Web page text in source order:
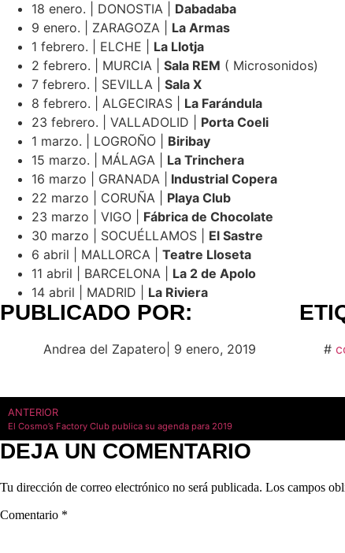
18 enero. | DONOSTIA | Dabadaba
9 enero. | ZARAGOZA | La Armas
1 febrero. | ELCHE | La Llotja
2 febrero. | MURCIA | Sala REM ( Microsonidos)
7 febrero. | SEVILLA | Sala X
8 febrero. | ALGECIRAS | La Farándula
23 febrero. | VALLADOLID | Porta Coeli
1 marzo. | LOGROÑO | Biribay
15 marzo. | MÁLAGA | La Trinchera
16 marzo | GRANADA |
Industrial Copera
22 marzo | CORUÑA | Playa Club
23 marzo | VIGO | Fábrica de Chocolate
30 marzo | SOCUÉLLAMOS | El Sastre
6 abril | MALLORCA | Teatre Lloseta
11 abril | BARCELONA | La 2 de Apolo
14 abril | MADRID | La Riviera
PUBLICADO POR:
Andrea del Zapatero 9 enero, 2019 #
ANTERIOR
El Cosmo’s Factory Club publica su agenda para 2019
DEJA UN COMENTARIO
Tu dirección de correo electrónico no será publicada. Los campos
Comentario *